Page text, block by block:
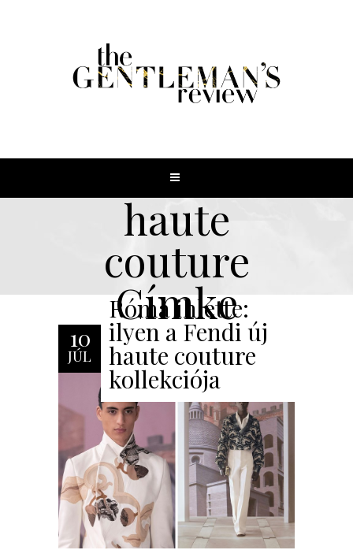
haute
couture
Címke
10
JÚL
Róma ihlette:
ilyen a Fendi új
haute couture
kollekciója